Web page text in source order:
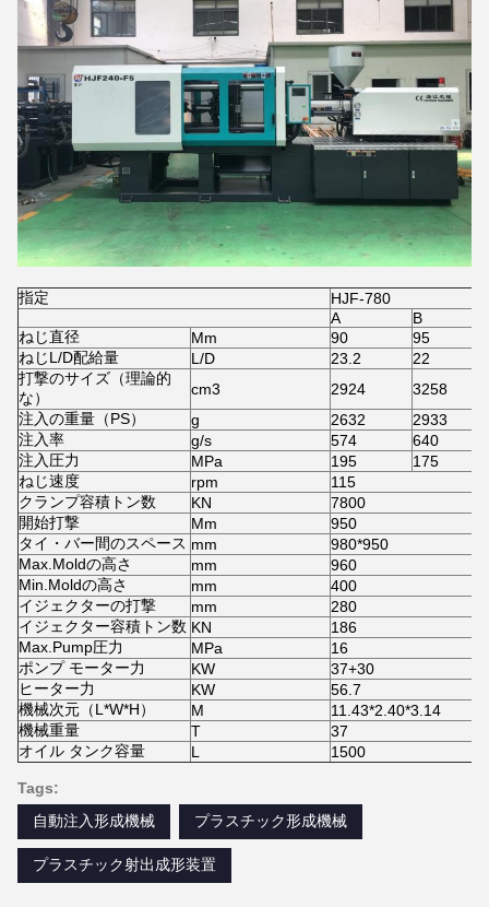
指定
HJF-780
A
B
ねじ直径
Mm 90
95
ねじL/D配給量
L/D 23.2
22
打撃のサイズ（理論的
な）
cm3 2924
3258
注入の重量（PS）
g 2632
2933
注入率
g/s 574
640
注入圧力
MPa 195
175
ねじ速度
rpm
115
クランプ容積トン数
KN
7800
開始打撃
Mm
950
タイ・バー間のスペース mm
980*950
Max.Moldの高さ
mm
960
Min.Moldの高さ
mm
400
イジェクターの打撃
mm
280
イジェクター容積トン数 KN
186
Max.Pump圧力
MPa
16
ポンプ モーター力
KW
37+30
ヒーター力
KW
56.7
機械次元（L*W*H）
M
11.43*2.40*3.14
機械重量
T
37
オイル タンク容量
L 1500
Tags:
自動注入形成機械
プラスチック形成機械
プラスチック射出成形装置